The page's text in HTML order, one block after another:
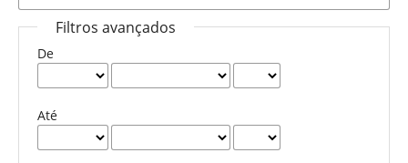
Filtros avançados
De
Até